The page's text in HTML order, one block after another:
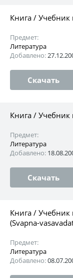
Книга / Учебник
Предмет:
Литература
Добавлено:
Скачать
Книга /
Предмет:
Литература
Добавлено:
Скачать
Книга / Учебник
(Svapna-
Предмет:
Литература
Добавлено: